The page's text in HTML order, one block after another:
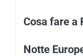
Cosa fare a
Notte